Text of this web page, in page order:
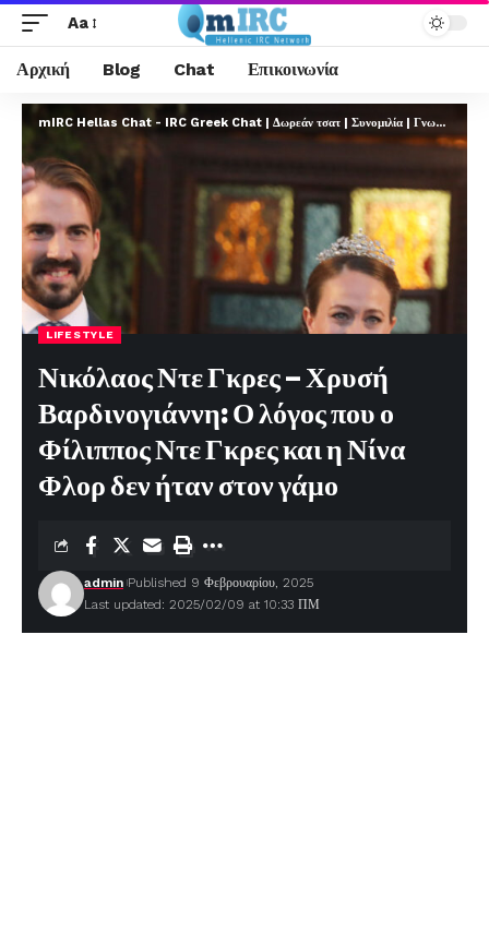
Aa
Αρχική Blog Chat Επικοινωνία
mIRC Hellas Chat - IRC Greek Chat | Δωρεάν τσατ | Συνομιλία | Γνωριμίες | FREE
LIFESTYLE
Νικόλαος Ντε Γκρες – Χρυσή
Βαρδινογιάννη: Ο λόγος που ο
Φίλιππος Ντε Γκρες και η Νίνα
Φλορ δεν ήταν στον γάμο
Last updated: 2025/02/09 at 10:33 ΠΜ
admin Published 9 Φεβρουαρίου, 2025